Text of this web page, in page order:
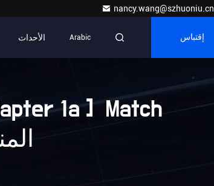
nancy.wang@szhuoniu.cn
الأحداث Arabic إقتباس
1a ] Match
40